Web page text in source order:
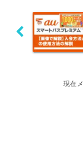
現在